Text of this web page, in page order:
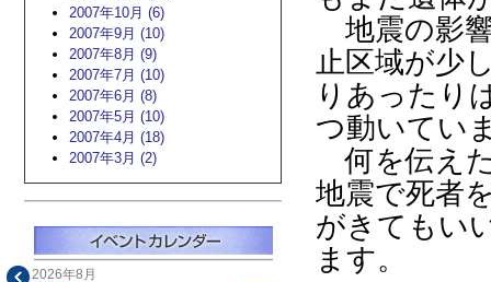
2007年10月 (6)
2007年9月 (10)
2007年8月 (9)
2007年7月 (10)
2007年6月 (8)
2007年5月 (10)
2007年4月 (18)
2007年3月 (2)
2026年8月
地震の影
止区域が少
りあったり
つ動いてい
何を伝え
地震で死者
がきてもい
ます。